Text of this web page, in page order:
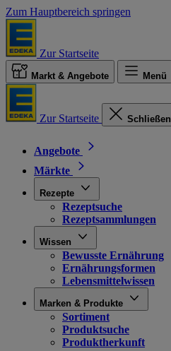
Zum Hauptbereich springen
Zur Startseite
Markt & Angebote Menü
Zur Startseite Schließen
Angebote
Märkte
Rezepte
Rezeptsuche
Rezeptsammlungen
Wissen
Bewusste Ernährung
Ernährungsformen
Lebensmittelwissen
Marken & Produkte
Sortiment
Produktsuche
Produktherkunft